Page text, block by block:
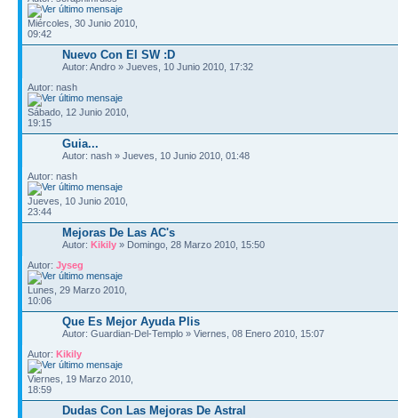
Miércoles, 30 Junio 2010,
09:42
Nuevo Con El SW :D
Autor: Andro » Jueves, 10 Junio 2010, 17:32
Autor: nash
Sábado, 12 Junio 2010,
19:15
Guia...
Autor: nash » Jueves, 10 Junio 2010, 01:48
Autor: nash
Jueves, 10 Junio 2010,
23:44
Mejoras De Las AC's
Autor: Kikily » Domingo, 28 Marzo 2010, 15:50
Autor: Jyseg
Lunes, 29 Marzo 2010,
10:06
Que Es Mejor Ayuda Plis
Autor: Guardian-Del-Templo » Viernes, 08 Enero 2010, 15:07
Autor: Kikily
Viernes, 19 Marzo 2010,
18:59
Dudas Con Las Mejoras De Astral